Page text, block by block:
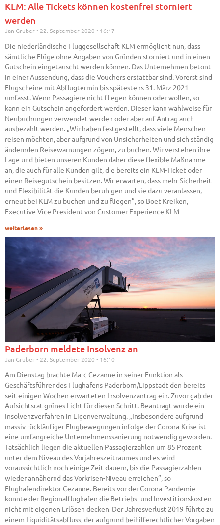
KLM: Alle Tickets können kostenfrei storniert
werden
Jan Gruber 22. September 2020 16:17
Die niederländische Fluggesellschaft KLM ermöglicht nun, dass
sämtliche Flüge ohne Angaben von Gründen storniert und in einen
Gutschein eingetauscht werden können. Das Unternehmen betont
in einer Aussendung, dass die Vouchers erstattbar sind. Vorerst sind
Flugscheine mit Abflugtermin bis spätestens 31. März 2021
umfasst. Wenn Passagiere nicht fliegen können oder wollen, so
kann ein Gutschein angefordert werden. Dieser kann wahlweise für
Neubuchungen verwendet werden oder aber auf Antrag auch
ausbezahlt werden. „Wir haben festgestellt, dass viele Menschen
reisen möchten, aber aufgrund von Unsicherheiten und sich ständig
ändernden Reisewarnungen zögern, zu buchen. Wir verstehen ihre
Lage und bieten unseren Kunden daher diese flexible Maßnahme
an, die auch für alle Kunden gilt, die bereits ein KLM-Ticket oder
einen Reisegutschein besitzen. Wir erwarten, dass mehr Sicherheit
und Flexibilität die Kunden beruhigen und sie dazu veranlassen,
erneut bei KLM zu buchen und zu fliegen”, so Boet Kreiken,
Executive Vice President von Customer Experience KLM
weiterlesen »
Paderborn meldete Insolvenz an
Jan Gruber 22. September 2020 16:10
Am Dienstag brachte Marc Cezanne in seiner Funktion als
Geschäftsführer des Flughafens Paderborn/Lippstadt den bereits
seit einigen Wochen erwarteten Insolvenzantrag ein. Zuvor gab der
Aufsichtsrat grünes Licht für diesen Schritt. Beantragt wurde ein
Insolvenzverfahren in Eigenverwaltung. „Insbesondere aufgrund
massiv rückläufiger Flugbewegungen infolge der Corona-Krise ist
eine umfangreiche Unternehmenssanierung notwendig geworden.
Tatsächlich liegen die aktuellen Passagierzahlen um 85 Prozent
unter dem Niveau des Vorjahreszeitraumes und es wird
voraussichtlich noch einige Zeit dauern, bis die Passagierzahlen
wieder annähernd das Vorkrisen-Niveau erreichen”, so
Flughafendirektor Cezanne. Bereits vor der Corona-Pandemie
konnte der Regionalflughafen die Betriebs- und Investitionskosten
nicht mit eigenen Erlösen decken. Der Jahresverlust 2019 führte zu
einem Liquiditätsabfluss, der aufgrund beihilferechtlicher Vorgaben